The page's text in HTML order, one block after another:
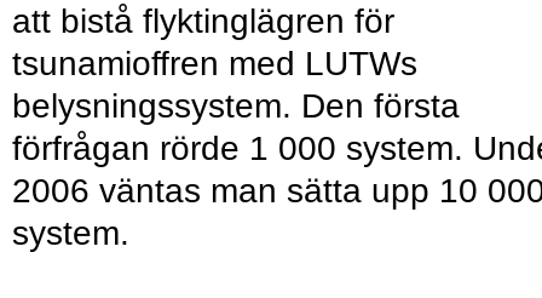
att bistå flyktinglägren för
tsunamioffren med LUTWs
belysningssystem. Den första
förfrågan rörde 1 000 system.
2006 väntas man sätta upp 10
system.